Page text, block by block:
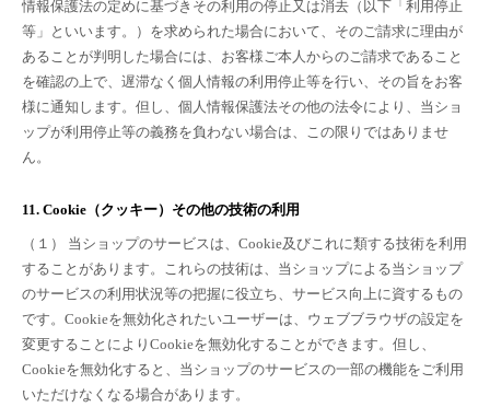
情報保護法の定めに基づきその利用の停止又は消去（以下「利用停止
等」といいます。）を求められた場合において、そのご請求に理由が
あることが判明した場合には、お客様ご本人からのご請求であること
を確認の上で、遅滞なく個人情報の利用停止等を行い、その旨をお客
様に通知します。但し、個人情報保護法その他の法令により、当ショ
ップが利用停止等の義務を負わない場合は、この限りではありませ
ん。
11. Cookie（クッキー）その他の技術の利用
（１） 当ショップのサービスは、Cookie及びこれに類する技術を利用
することがあります。これらの技術は、当ショップによる当ショップ
のサービスの利用状況等の把握に役立ち、サービス向上に資するもの
です。Cookieを無効化されたいユーザーは、ウェブブラウザの設定を
変更することによりCookieを無効化することができます。但し、
Cookieを無効化すると、当ショップのサービスの一部の機能をご利用
いただけなくなる場合があります。